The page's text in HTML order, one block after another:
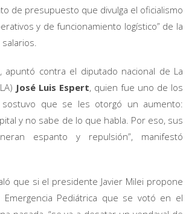
de presupuesto que divulga el oficialismo
y de funcionamiento logístico” de la
apuntó contra el diputado nacional de La
José Luis Espert, quien fue uno de los
que se les otorgó un aumento:
y no sabe de lo que habla. Por eso, sus
espanto y repulsión”, manifestó
que si el presidente Javier Milei propone
Pediátrica que se votó en el